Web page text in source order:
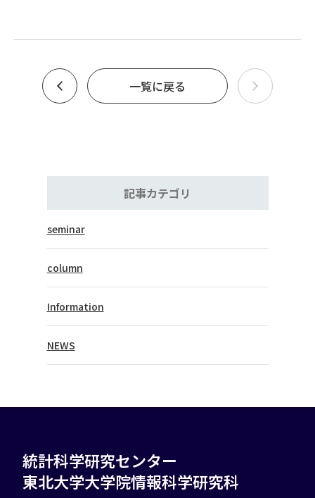
一覧に戻る
記事カテゴリ
seminar
column
Information
NEWS
統計科学研究センター
東北大学大学院情報科学研究科